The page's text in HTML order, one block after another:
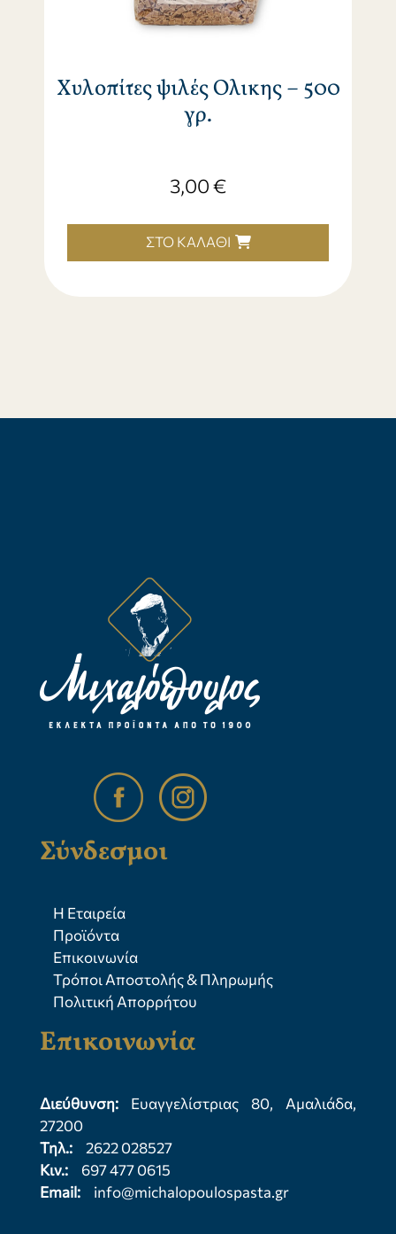
Χυλοπίτες ψιλές Ολικης – 500
γρ.
3,00€
ΣΤΟ ΚΑΛΆΘΙ
Σύνδεσμοι
Η Εταιρεία
Προϊόντα
Επικοινωνία
Τρόποι Αποστολής & Πληρωμής
Πολιτική Απορρήτου
Επικοινωνία
Διεύθυνση: Ευαγγελίστριας 80, Αμαλιάδα,
27200
Τηλ.:
2622 028527
Κιν.:
697 477 0615
Email:
info@michalopoulospasta.gr